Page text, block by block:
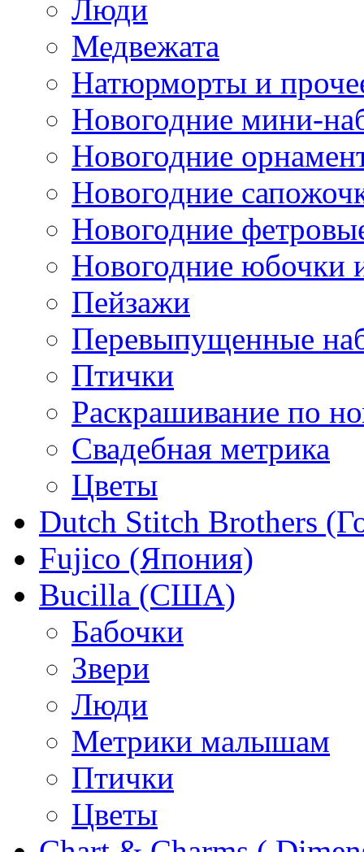
Люди
Медвежата
Натюрморты и
Новогодние мини-
Новогодние
Новогодние
Новогодние
Новогодние юбочки
Пейзажи
Перевыпущенные
Птички
Раскрашивание по
Свадебная метрика
Цветы
Dutch Stitch Brothers
Fujico (Япония)
Bucilla (США)
Бабочки
Звери
Люди
Метрики малышам
Птички
Цветы